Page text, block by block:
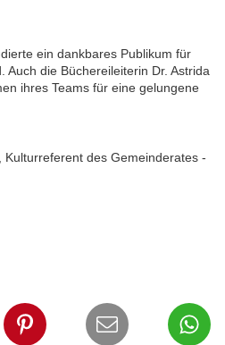
ein dankbares Publikum für
Auch die Büchereileiterin Dr. Astrida
ihres Teams für eine gelungene
des Gemeinderates -